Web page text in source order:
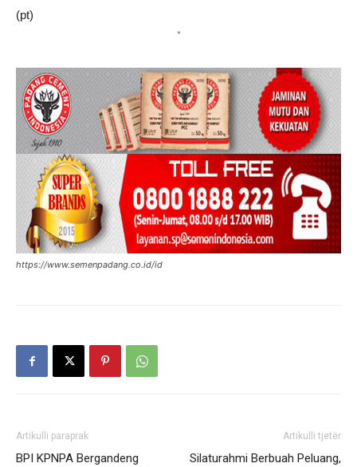
(pt)
*
https://www.semenpadang.co.id/id
Artikulli paraprak
BPI KPNPA Bergandeng
Artikulli tjetër
Silaturahmi Berbuah Peluang,